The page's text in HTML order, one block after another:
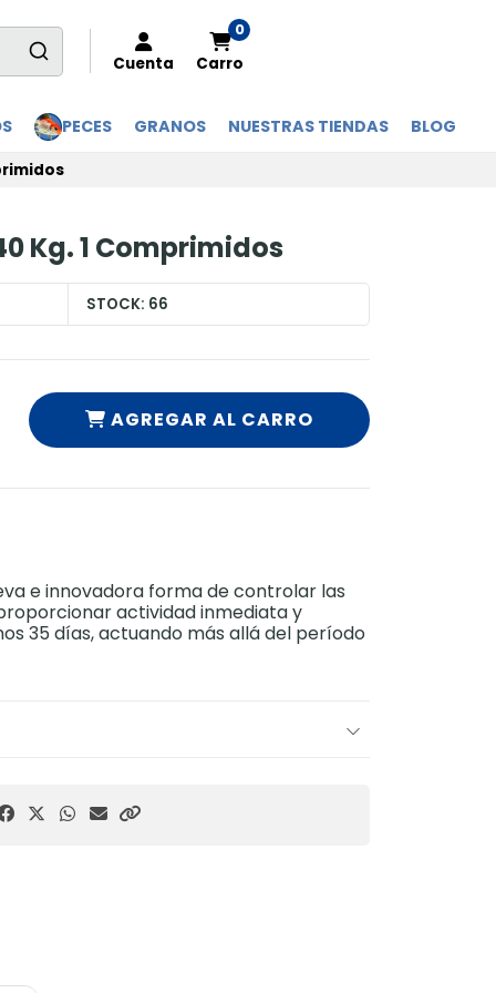
Cuenta
0
Carro
PECES GRANOS NUESTRAS TIENDAS BLOG
Kg. 1 Comprimidos
STOCK: 66
AGREGAR AL CARRO
e innovadora forma de controlar las
actividad inmediata y
35 días, actuando más allá del período